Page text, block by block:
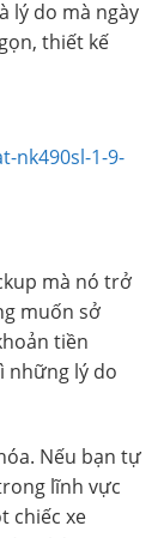
lý do mà ngày
thiết kế
nk490sl-1-9-
mà nó trở
muốn sở
tiền
những lý do
Nếu bạn tự
lĩnh vực
chiếc xe